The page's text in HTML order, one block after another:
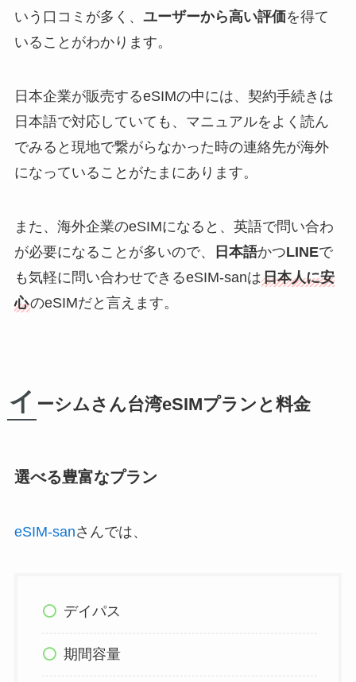
いう口コミが多く、 ユーザーから高い評価を得て
いることがわかります。
日本企業が販売するeSIMの中には、契約手続きは
日本語で対応していても、マニュアルをよく読ん
でみると現地で繋がらなかった時の連絡先が海外
になっていることがたまにあります。
また、海外企業のeSIMになると、英語で問い合わ
が必要になることが多いので、
日本語かつLINEで
も気軽に問い合わせできるeSIM-sanは日本人に安
心のeSIMだと言えます。
イ ーシムさん台湾eSIMプランと料金
選べる豊富なプラン
eSIM-sanさんでは、
デイパス
期間容量